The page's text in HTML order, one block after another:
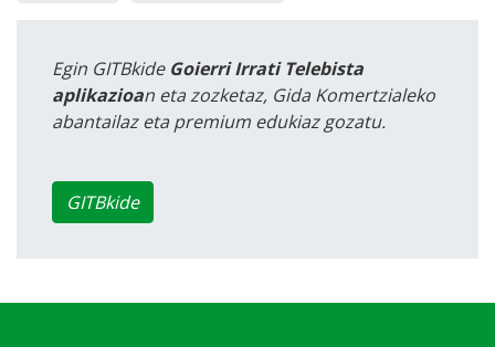
Egin GITBkide Goierri Irrati Telebista
aplikazioan eta zozketaz, Gida Komertzialeko
abantailaz eta premium edukiaz gozatu.
GITBkide